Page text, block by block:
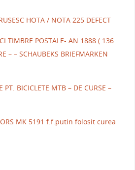
HOTA / NOTA 225 DEFECT
TIMBRE POSTALE- AN 1888 ( 136
– – SCHAUBEKS BRIEFMARKEN
PT. BICICLETE MTB – DE CURSE –
MK 5191 f.f.putin folosit curea